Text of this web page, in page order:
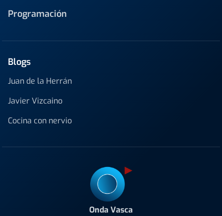
Programación
Blogs
Juan de la Herrán
Javier Vizcaino
Cocina con nervio
Onda Vasca